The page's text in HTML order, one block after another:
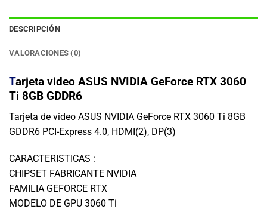
DESCRIPCIÓN
VALORACIONES (0)
Tarjeta video ASUS NVIDIA GeForce RTX 3060
Ti 8GB GDDR6
Tarjeta de video ASUS NVIDIA GeForce RTX 3060 Ti 8GB
GDDR6 PCI-Express 4.0, HDMI(2), DP(3)
CARACTERISTICAS :
CHIPSET FABRICANTE NVIDIA
FAMILIA GEFORCE RTX
MODELO DE GPU 3060 Ti